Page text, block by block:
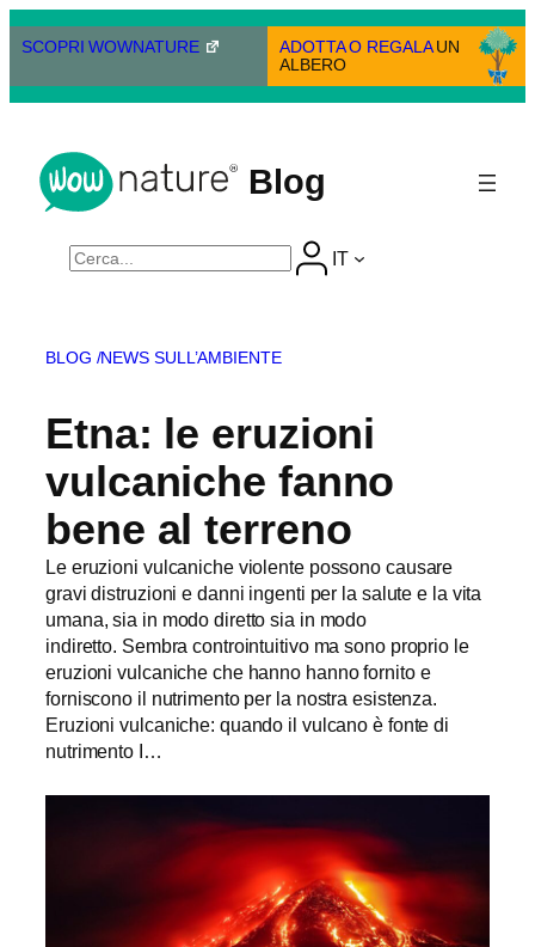
Vai
alSCOPRI WOWNATURE ADOTTA O REGALAUN
ALBERO
Blog
Cerca IT
BLOG /NEWS SULL’AMBIENTE
Etna: le eruzioni
vulcaniche fanno
bene al terreno
Le eruzioni vulcaniche violente possono causare
gravi distruzioni e danni ingenti per la salute e la vita
umana, sia in modo diretto sia in modo
indiretto. Sembra controintuitivo ma sono proprio le
eruzioni vulcaniche che hanno hanno fornito e
forniscono il nutrimento per la nostra esistenza.
Eruzioni vulcaniche: quando il vulcano è fonte di
nutrimento I…